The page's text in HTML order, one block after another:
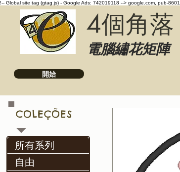
!-- Global site tag (gtag.js) - Google Ads: 742019118 --> google.com, pub-
4個角落
電腦繡花矩陣
開始
所有系列
自由
COLEÇÕES